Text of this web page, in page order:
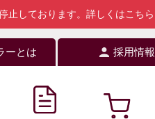
止しております。 詳しくはこちら
ーとは 採用情報